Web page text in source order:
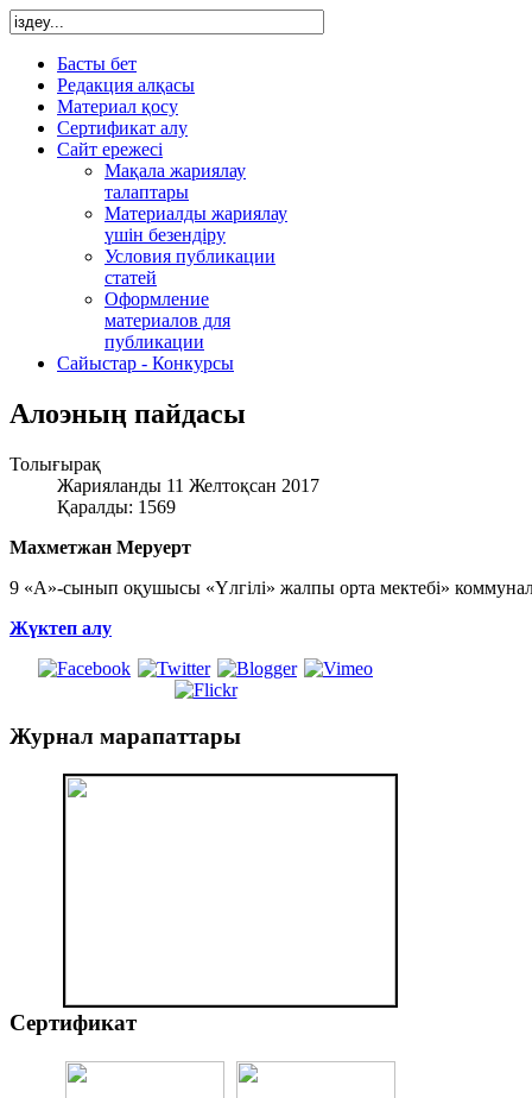
Басты бет
Редакция алқасы
Материал қосу
Сертификат алу
Сайт ережесі
Мақала жариялау
талаптары
Материалды жариялау
үшін безендіру
Условия публикации
статей
Оформление
материалов для
публикации
Сайыстар - Конкурсы
Алоэның пайдасы
Толығырақ
Жарияланды 11 Желтоқсан 2017
Қаралды: 1569
Махметжан Меруерт
9 «А»-сынып оқушысы «Үлгілі» жалпы орта мектебі»
Жүктеп алу
Журнал марапаттары
Сертификат